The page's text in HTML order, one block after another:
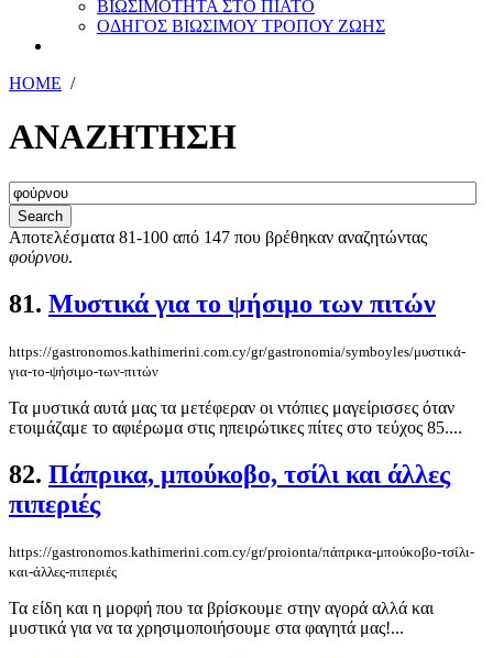
ΒΙΩΣΙΜΟΤΗΤΑ ΣΤΟ ΠΙΑΤΟ
ΟΔΗΓΟΣ ΒΙΩΣΙΜΟΥ ΤΡΟΠΟΥ ΖΩΗΣ
HOME /
ΑΝΑΖΗΤΗΣΗ
Αποτελέσματα 81-100 από 147 που βρέθηκαν αναζητώντας
φούρνου.
81. Μυστικά για το ψήσιμο των πιτών
https://gastronomos.kathimerini.com.cy/gr/gastronomia/symboyles/μυστικά-
για-το-ψήσιμο-των-πιτών
Τα μυστικά αυτά μας τα μετέφεραν οι ντόπιες μαγείρισσες όταν
ετοιμάζαμε το αφιέρωμα στις ηπειρώτικες πίτες στο τεύχος 85....
82. Πάπρικα, μπούκοβο, τσίλι και άλλες
πιπεριές
https://gastronomos.kathimerini.com.cy/gr/proionta/πάπρικα-μπούκοβο-τσίλι-
και-άλλες-πιπεριές
Τα είδη και η μορφή που τα βρίσκουμε στην αγορά αλλά και
μυστικά για να τα χρησιμοποιήσουμε στα φαγητά μας!...